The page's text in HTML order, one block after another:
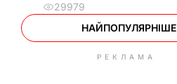
29979
НАЙПОПУЛЯРНІШЕ
РЕКЛАМА